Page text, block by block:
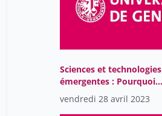
Sciences et technologies
émergentes : Pourquoi
tant de promesses?
vendredi 28 avril 2023